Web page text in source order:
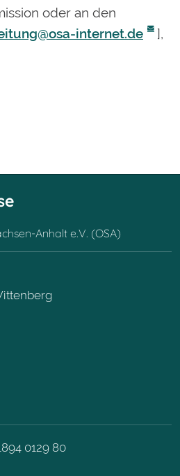
oder an den
internet.de
],
Anhalt e.V. (OSA)
0129 80